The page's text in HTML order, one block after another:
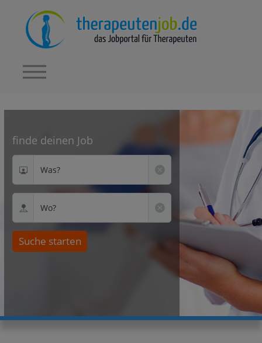
finde deinen Job
Was?
Wo?
Suche starten